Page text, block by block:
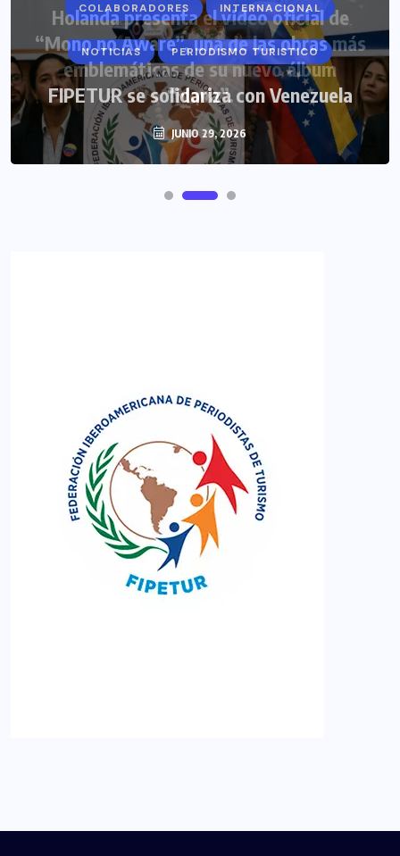
COLABORADORES INTERNACIONAL
NOTICIAS PERIODISMO TURISTICO
FIPETUR se solidariza con Venezuela
JUNIO 29, 2026